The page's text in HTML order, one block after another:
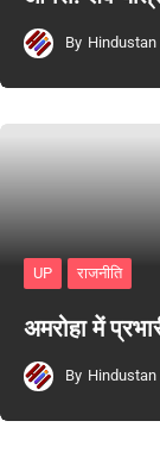
By
UP राजनीति
अमरोहा में
By